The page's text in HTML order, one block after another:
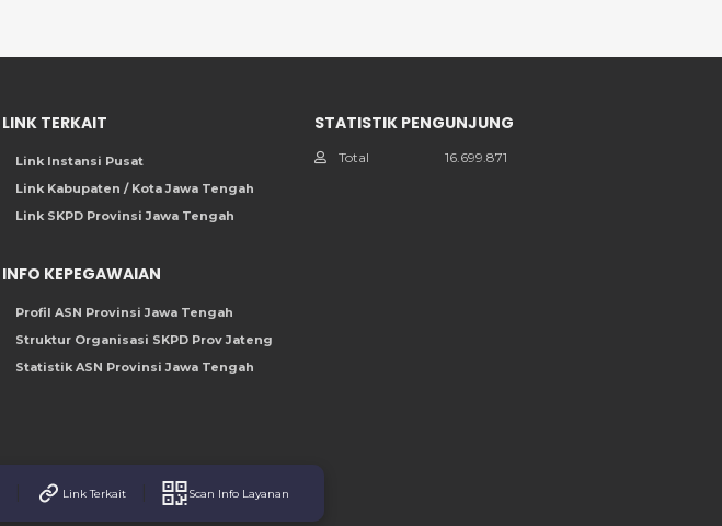
LINK TERKAIT
Link Instansi Pusat
Link Kabupaten / Kota Jawa Tengah
Link SKPD Provinsi Jawa Tengah
INFO KEPEGAWAIAN
Profil ASN Provinsi Jawa Tengah
Struktur Organisasi SKPD Prov Jateng
Statistik ASN Provinsi Jawa Tengah
STATISTIK PENGUNJUNG
Total 16.699.871
Link Terkait Scan Info Layanan